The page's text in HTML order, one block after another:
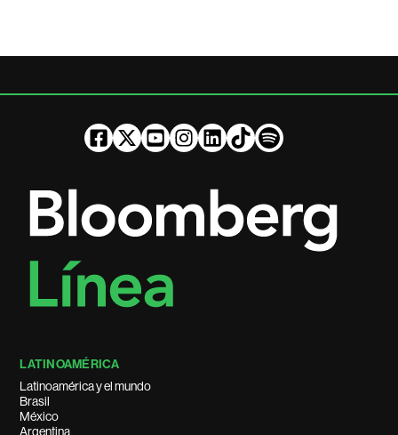
LATINOAMÉRICA
Latinoamérica y el mundo
Brasil
México
Argentina